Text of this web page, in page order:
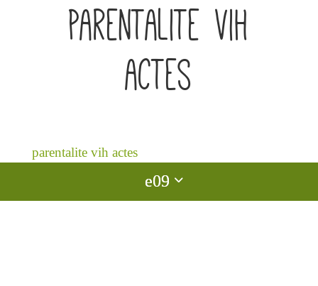
parentalite vih
actes
parentalite vih actes